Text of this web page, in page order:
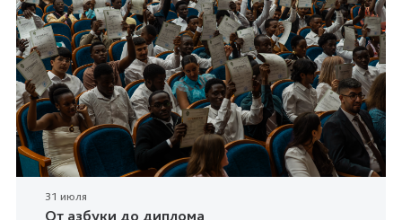
31 июля
От азбуки до диплома